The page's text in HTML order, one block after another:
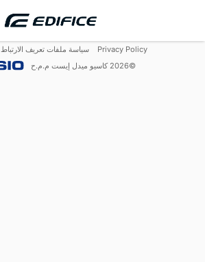
Privacy Policy سياسة ملفات تعريف الارتباط
©
2026 كاسيو ميدل إيست م.م.ح